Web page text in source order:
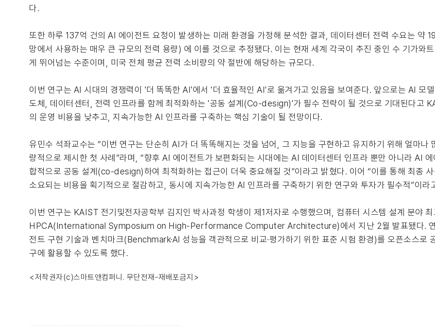
다.
또한 하루 137억 건의 AI 에이전트 요청이 발생하는 미래 환경을 가정해 분석한 결과, 데이터센터 전력 수요는 약
망에서 사용하는 매우 큰 규모의 전력 용량) 에 이를 것으로 추정됐다. 이는 현재 세계 각국이 추진 중인 수 기가와
게 뛰어넘는 수준이며, 미국 전체 평균 전력 소비량의 약 절반에 해당하는 규모다.
이번 연구는 AI 시대의 경쟁력이 '더 똑똑한 AI'에서 '더 효율적인 AI'로 옮겨가고 있음을 보여준다. 앞으로는 AI 모
도체, 데이터센터, 전력 인프라를 함께 최적화하는 '공동 설계(Co-design)'가 필수 전략이 될 것으로 기대된다고
의 운영 비용을 낮추고, 지속가능한 AI 인프라를 구축하는 핵심 기술이 될 전망이다.
유민수 석좌교수는 “이번 연구는 단순히 AI가 더 똑똑해지는 것을 넘어, 그 지능을 구현하고 유지하기 위해 얼마나
량적으로 제시한 첫 사례”라며, “향후 AI 에이전트가 보편화되는 시대에는 AI 데이터센터 인프라 뿐만 아니라 AI
합적으로 공동 설계(co-design)하여 최적화하는 접근이 더욱 중요해질 것”이라고 밝혔다. 이어 “이를 통해 최종
소요되는 비용을 획기적으로 절감하고, 동시에 지속가능한 AI 인프라를 구축하기 위한 연구와 투자가 필수적”이라
이번 연구는 KAIST 전기및전자공학부 김지인 박사과정 학생이 제1저자로 수행했으며, 컴퓨터 시스템 설계 분야
HPCA(International Symposium on High-Performance Computer Architecture)에서 지난 2월 발표됐다. 연
전트 구현 기술과 벤치마크(Benchmark·AI 성능을 객관적으로 비교·평가하기 위한 표준 시험 환경)를 오픈소스로
구에 활용할 수 있도록 했다.
<저작권자(c)스마트앤컴퍼니. 무단전재-재배포금지>